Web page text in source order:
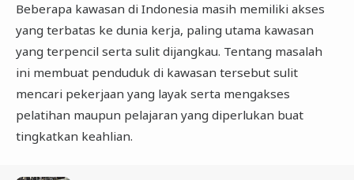
Beberapa kawasan di Indonesia masih memiliki akses
yang terbatas ke dunia kerja, paling utama kawasan
yang terpencil serta sulit dijangkau. Tentang masalah
ini membuat penduduk di kawasan tersebut sulit
mencari pekerjaan yang layak serta mengakses
pelatihan maupun pelajaran yang diperlukan buat
tingkatkan keahlian.